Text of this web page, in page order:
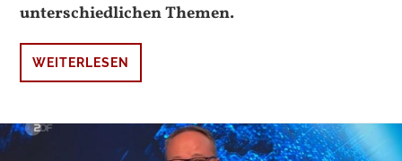
unterschiedlichen Themen.
WEITERLESEN